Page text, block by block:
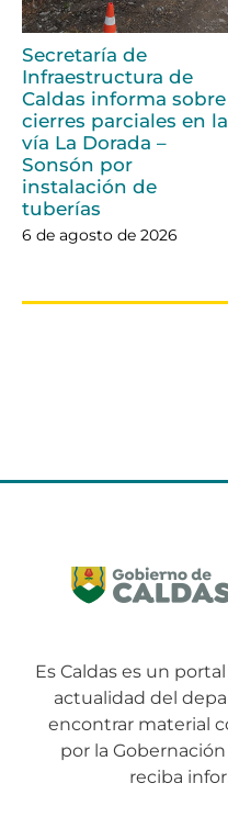
Secretaría de
Infraestructura de
Caldas informa sobre
cierres parciales en la
vía La Dorada –
Sonsón por
instalación de
tuberías
6 de agosto de 2026
Es Caldas es un
actualidad del
encontrar material
por la
reciba